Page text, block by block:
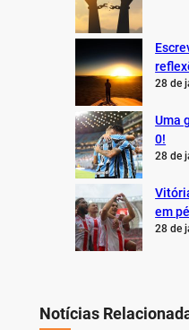
28 de
Uma
0!
28 de
em
28 de
Notícias